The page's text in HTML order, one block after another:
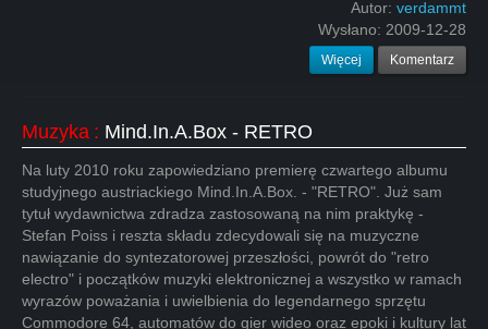
Autor: verdammt
Wysłano: 2009-12-28
Więcej Komentarz
Muzyka : Mind.In.A.Box - RETRO
Na luty 2010 roku zapowiedziano premierę czwartego albumu
studyjnego austriackiego Mind.In.A.Box. - "RETRO". Już sam
tytuł wydawnictwa zdradza zastosowaną na nim praktykę -
Stefan Poiss i reszta składu zdecydowali się na muzyczne
nawiązanie do syntezatorowej przeszłości, powrót do "retro
electro" i początków muzyki elektronicznej a wszystko w ramach
wyrazów poważania i uwielbienia do legendarnego sprzętu
Commodore 64, automatów do gier wideo oraz epoki i kultury lat